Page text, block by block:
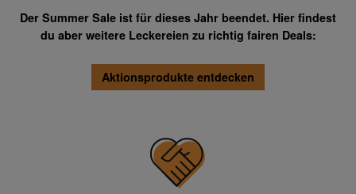
Der Summer Sale ist für dieses Jahr beendet. Hier findest
du aber weitere Leckereien zu richtig fairen Deals:
Aktionsprodukte entdecken